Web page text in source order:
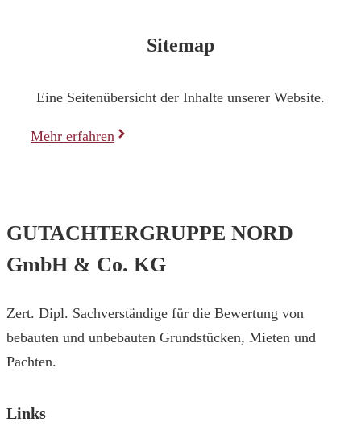
Sitemap
Eine Seitenübersicht der Inhalte unserer Website.
Mehr erfahren
GUTACHTERGRUPPE NORD
GmbH & Co. KG
Zert. Dipl. Sachverständige für die Bewertung von
bebauten und unbebauten Grundstücken, Mieten und
Pachten.
Links